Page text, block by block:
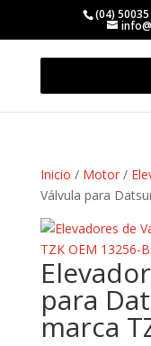
(04)
Inicio / Motor/
Válvula para
para
marca